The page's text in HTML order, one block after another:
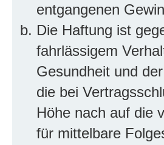
entgangenen
Die Haftung ist
fahrlässigem
Gesundheit und
die bei
Höhe nach auf die
für mittelbare